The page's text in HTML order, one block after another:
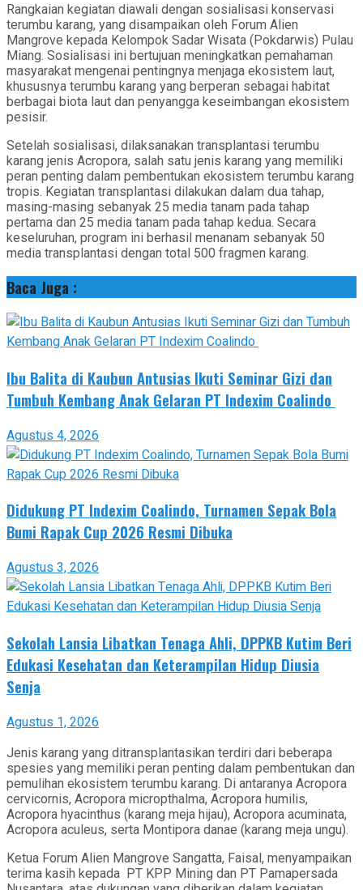
Rangkaian kegiatan diawali dengan sosialisasi konservasi
terumbu karang, yang disampaikan oleh Forum Alien
Mangrove kepada Kelompok Sadar Wisata (Pokdarwis) Pulau
Miang. Sosialisasi ini bertujuan meningkatkan pemahaman
masyarakat mengenai pentingnya menjaga ekosistem laut,
khususnya terumbu karang yang berperan sebagai habitat
berbagai biota laut dan penyangga keseimbangan ekosistem
pesisir.
Setelah sosialisasi, dilaksanakan transplantasi terumbu
karang jenis Acropora, salah satu jenis karang yang memiliki
peran penting dalam pembentukan ekosistem terumbu karang
tropis. Kegiatan transplantasi dilakukan dalam dua tahap,
masing-masing sebanyak 25 media tanam pada tahap
pertama dan 25 media tanam pada tahap kedua. Secara
keseluruhan, program ini berhasil menanam sebanyak 50
media transplantasi dengan total 500 fragmen karang.
Baca Juga :
Ibu Balita di Kaubun Antusias Ikuti Seminar Gizi dan
Tumbuh Kembang Anak Gelaran PT Indexim Coalindo
Agustus 4, 2026
Didukung PT Indexim Coalindo, Turnamen Sepak Bola
Bumi Rapak Cup 2026 Resmi Dibuka
Agustus 3, 2026
Sekolah Lansia Libatkan Tenaga Ahli, DPPKB Kutim Beri
Edukasi Kesehatan dan Keterampilan Hidup Diusia
Senja
Agustus 1, 2026
Jenis karang yang ditransplantasikan terdiri dari beberapa
spesies yang memiliki peran penting dalam pembentukan dan
pemulihan ekosistem terumbu karang. Di antaranya Acropora
cervicornis, Acropora micropthalma, Acropora humilis,
Acropora hyacinthus (karang meja hijau), Acropora acuminata,
Acropora aculeus, serta Montipora danae (karang meja ungu).
Ketua Forum Alien Mangrove Sangatta, Faisal, menyampaikan
terima kasih kepada PT KPP Mining dan PT Pamapersada